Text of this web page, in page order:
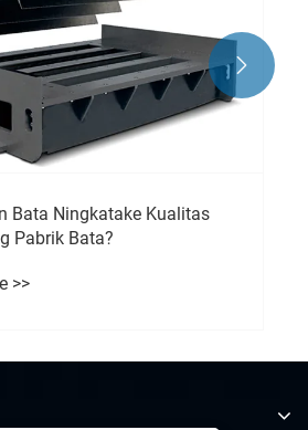
Bata Ningkatake Kualitas
Pabrik Bata?
>>
